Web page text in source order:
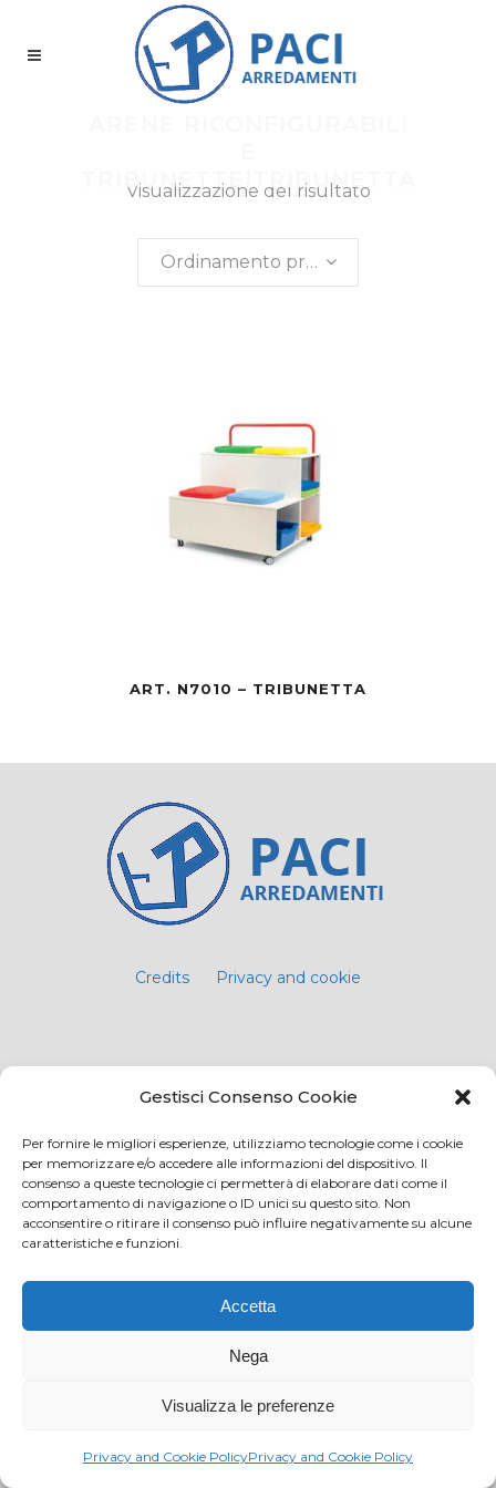
Gestisci Consenso Cookie
Per fornire le migliori esperienze, utilizziamo tecnologie come i cookie
per memorizzare e/o accedere alle informazioni del dispositivo. Il
consenso a queste tecnologie ci permetterà di elaborare dati come il
comportamento di navigazione o ID unici su questo sito. Non
acconsentire o ritirare il consenso può influire negativamente su alcune
caratteristiche e funzioni.
Accetta
Nega
Visualizza le preferenze
Privacy and Cookie PolicyPrivacy and Cookie Policy
TRIBUNETTE|TRIBUNETTA
Visualizzazione del risultato
Ordinamento predefinito
ART. N7010 – TRIBUNETTA
Credits Privacy and cookie
E-mail: info@paciarrediscolastici.com
PEC: pacisrl@interfreepec.it
Tel e Fax: +39 0571 675108
PI e CF: 05012160486 Registro delle Imprese di
Capitale Sociale Euro 20.800,00 i.v.